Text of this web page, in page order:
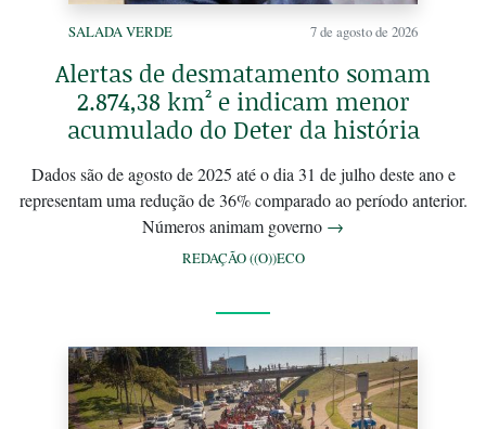
SALADA VERDE 7 de agosto de 2026
Alertas de desmatamento somam
2.874,38 km² e indicam menor
acumulado do Deter da história
Dados são de agosto de 2025 até o dia 31 de julho deste ano e
representam uma redução de 36% comparado ao período anterior.
Números animam governo →
REDAÇÃO ((O))ECO